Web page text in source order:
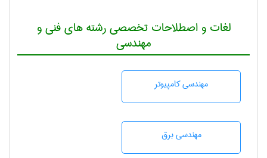
لغات و اصطلاحات تخصصی رشته های فنی و
مهندسی
مهندسی كامپيوتر
مهندسی برق